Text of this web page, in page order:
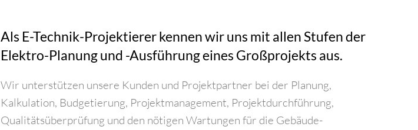
Als E-Technik-Projektierer kennen wir uns mit allen Stufen der
Elektro-Planung und -Ausführung eines Großprojekts aus.
Wir unterstützen unsere Kunden und Projektpartner bei der Planung,
Kalkulation, Budgetierung, Projektmanage­ment, Projektdurchführung,
Qualitätsüberprüfung und den nötigen Wartungen für die Gebäude­